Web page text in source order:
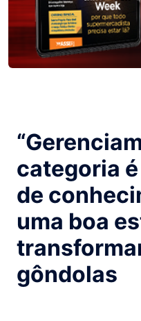
categoria
de
uma boa
gôndolas